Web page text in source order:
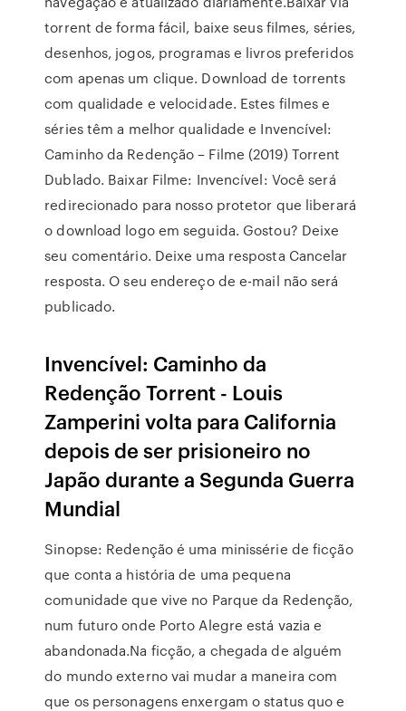
torrent de forma fácil, baixe seus filmes, séries,
desenhos, jogos, programas e livros preferidos
com apenas um clique. Download de torrents
com qualidade e velocidade. Estes filmes e
séries têm a melhor qualidade e Invencível:
Caminho da Redenção – Filme (2019) Torrent
Dublado. Baixar Filme: Invencível: Você será
redirecionado para nosso protetor que liberará
o download logo em seguida. Gostou? Deixe
seu comentário. Deixe uma resposta Cancelar
resposta. O seu endereço de e-mail não será
publicado.
Invencível: Caminho da
Redenção Torrent - Louis
Zamperini volta para California
depois de ser prisioneiro no
Japão durante a Segunda Guerra
Mundial
Sinopse: Redenção é uma minissérie de ficção
que conta a história de uma pequena
comunidade que vive no Parque da Redenção,
num futuro onde Porto Alegre está vazia e
abandonada.Na ficção, a chegada de alguém
do mundo externo vai mudar a maneira com
que os personagens enxergam o status quo e